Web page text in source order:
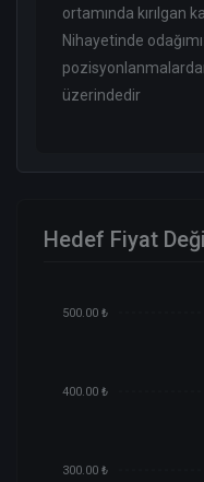
ortamında kırılgan
Nihayetinde
üzerindedir
Hedef Fiyat
500.00 ₺
400.00 ₺
300.00 ₺